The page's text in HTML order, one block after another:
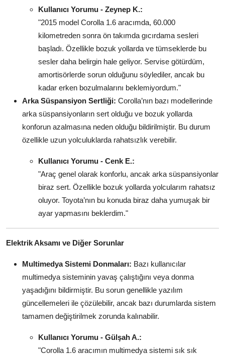
Kullanıcı Yorumu - Zeynep K.:
"2015 model Corolla 1.6 aracımda, 60.000
kilometreden sonra ön takımda gıcırdama sesleri
başladı. Özellikle bozuk yollarda ve tümseklerde bu
sesler daha belirgin hale geliyor. Servise götürdüm,
amortisörlerde sorun olduğunu söylediler, ancak bu
kadar erken bozulmalarını beklemiyordum."
Arka Süspansiyon Sertliği: Corolla’nın bazı modellerinde
arka süspansiyonların sert olduğu ve bozuk yollarda
konforun azalmasına neden olduğu bildirilmiştir. Bu durum
özellikle uzun yolculuklarda rahatsızlık verebilir.
Kullanıcı Yorumu - Cenk E.:
"Araç genel olarak konforlu, ancak arka süspansiyonlar
biraz sert. Özellikle bozuk yollarda yolcularım rahatsız
oluyor. Toyota’nın bu konuda biraz daha yumuşak bir
ayar yapmasını beklerdim."
Elektrik Aksamı ve Diğer Sorunlar
Multimedya Sistemi Donmaları: Bazı kullanıcılar
multimedya sisteminin yavaş çalıştığını veya donma
yaşadığını bildirmiştir. Bu sorun genellikle yazılım
güncellemeleri ile çözülebilir, ancak bazı durumlarda sistem
tamamen değiştirilmek zorunda kalınabilir.
Kullanıcı Yorumu - Gülşah A.:
"Corolla 1.6 aracımın multimedya sistemi sık sık